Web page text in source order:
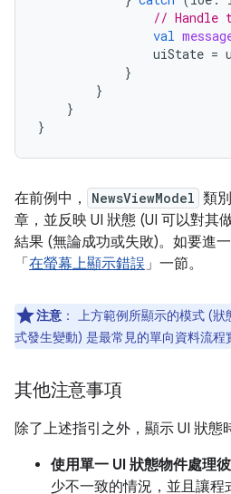
// Handle
val
uiState =
}
}
}
}
在前例中， NewsViewModel 類
章，並反映 UI 狀態 (UI 可以對其
結果 (無論成功或失敗)。如要進
「 在螢幕上顯示錯誤」一節。
注意 ： 上方範例所顯示的模式 (
式發生變動) 是最常見的單向資料流程
其他注意事項
除了上述指引之外，顯示 UI 狀態
使用單一 UI 狀態物件處理彼
少不一致的情況，並且讓